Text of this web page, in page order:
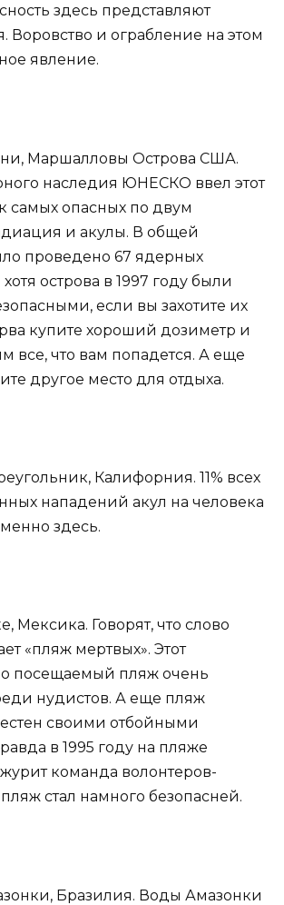
здесь представляют
Воровство и ограбление на этом
явление.
Маршалловы Острова США.
наследия ЮНЕСКО ввел этот
самых опасных по двум
и акулы. В общей
проведено 67 ядерных
острова в 1997 году были
если вы захотите их
купите хороший дозиметр и
все, что вам попадется. А еще
другое место для отдыха.
Калифорния. 11% всех
нападений акул на человека
здесь.
Мексика. Говорят, что слово
«пляж мертвых». Этот
посещаемый пляж очень
нудистов. А еще пляж
своими отбойными
в 1995 году на пляже
команда волонтеров-
стал намного безопасней.
Бразилия. Воды Амазонки